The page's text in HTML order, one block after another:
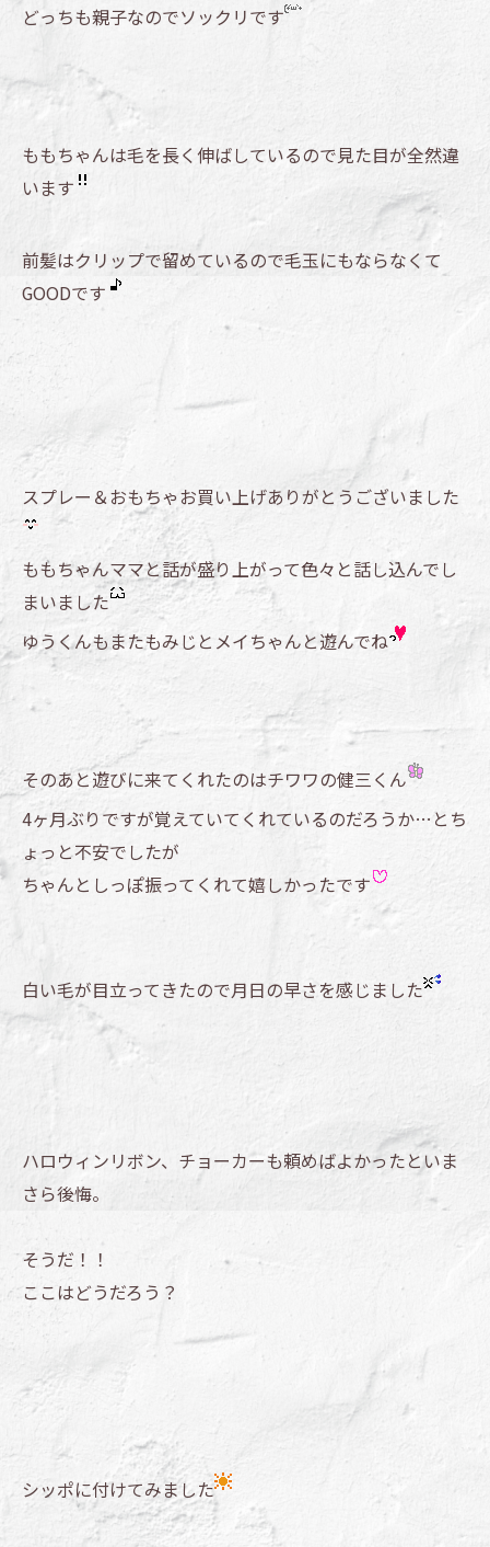
どっちも親子なのでソックリです
ももちゃんは毛を長く伸ばしているので見た目が全然違
います
前髪はクリップで留めているので毛玉にもならなくて
GOODです
スプレー＆おもちゃお買い上げありがとうございました
ももちゃんママと話が盛り上がって色々と話し込んでし
まいました
ゆうくんもまたもみじとメイちゃんと遊んでね
そのあと遊びに来てくれたのはチワワの健三くん
4ヶ月ぶりですが覚えていてくれているのだろうか…とち
ょっと不安でしたが
ちゃんとしっぽ振ってくれて嬉しかったです
白い毛が目立ってきたので月日の早さを感じました
ハロウィンリボン、チョーカーも頼めばよかったといま
さら後悔。
そうだ！！
ここはどうだろう？
シッポに付けてみました